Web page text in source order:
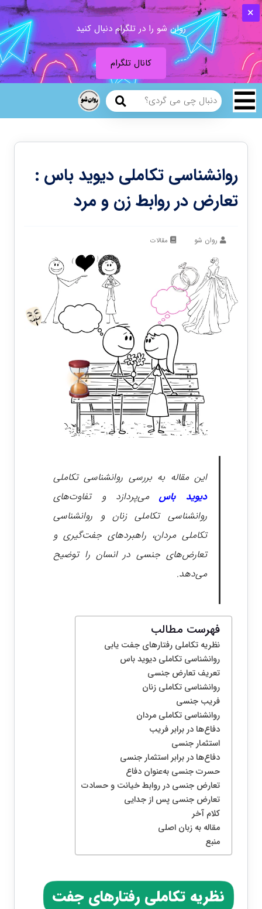
روان شو را در تلگرام دنبال کنید
کانال تلگرام
روانشناسی تکاملی دیوید باس :
تعارض در روابط زن و مرد
روان شو مقالات
این مقاله به بررسی روانشناسی تکاملی
دیوید باسمی‌پردازد و تفاوت‌های
روانشناسی تکاملی زنان و روانشناسی
تکاملی مردان، راهبردهای جفت‌گیری و
تعارض‌های جنسی در انسان را توضیح
می‌دهد.
فهرست مطالب
نظریه تکاملی رفتارهای جفت یابی
روانشناسی تکاملی دیوید باس
تعریف تعارض جنسی
روانشناسی تکاملی زنان
فریب جنسی
روانشناسی تکاملی مردان
دفاع‌ها در برابر فریب
استثمار جنسی
دفاع‌ها در برابر استثمار جنسی
حسرت جنسی به‌عنوان دفاع
تعارض جنسی در روابط خیانت و حسادت
تعارض جنسی پس از جدایی
کلام آخر
مقاله به زبان اصلی
منبع
نظریه تکاملی رفتارهای جفت